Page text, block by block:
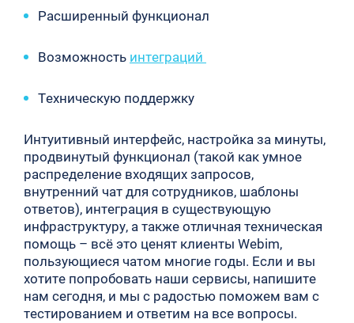
Расширенный функционал
Возможность интеграций
Техническую поддержку
Интуитивный интерфейс, настройка за минуты,
продвинутый функционал (такой как умное
распределение входящих запросов,
внутренний чат для сотрудников, шаблоны
ответов), интеграция в существующую
инфраструктуру, а также отличная техническая
помощь – всё это ценят клиенты Webim,
пользующиеся чатом многие годы. Если и вы
хотите попробовать наши сервисы, напишите
нам сегодня, и мы с радостью поможем вам с
тестированием и ответим на все вопросы.